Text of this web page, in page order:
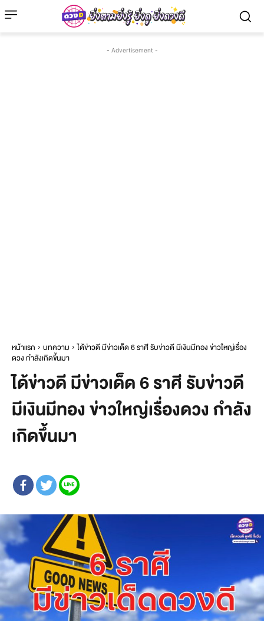
- Advertisement -
หน้าแรก บทความ
ได้ข่าวดี มีข่าวเด็ด 6 ราศี รับข่าวดี มีเงินมีทอง ข่าวใหญ่เรื่อง
ดวง กำลังเกิดขึ้นมา
ได้ข่าวดี มีข่าวเด็ด 6 ราศี รับข่าวดี
มีเงินมีทอง ข่าวใหญ่เรื่องดวง กำลัง
เกิดขึ้นมา